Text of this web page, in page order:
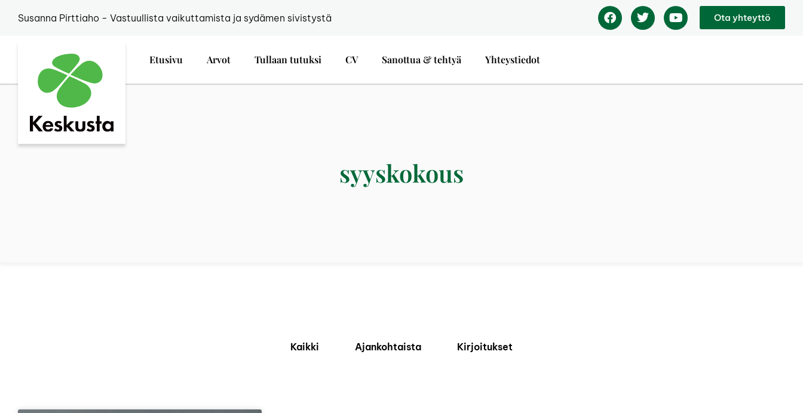
Susanna Pirttiaho - Vastuullista vaikuttamista ja sydämen sivistystä Ota yhteyttö
Etusivu Arvot Tullaan tutuksi CV Sanottua & tehtyä Yhteystiedot
syyskokous
Kaikki Ajankohtaista Kirjoitukset